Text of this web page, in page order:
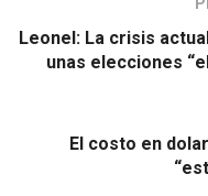
Leonel: La crisis
unas elecciones
El costo en